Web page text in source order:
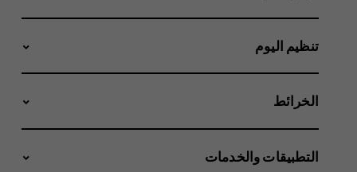
تنظيم اليوم
الخرائط
التطبيقات والخدمات